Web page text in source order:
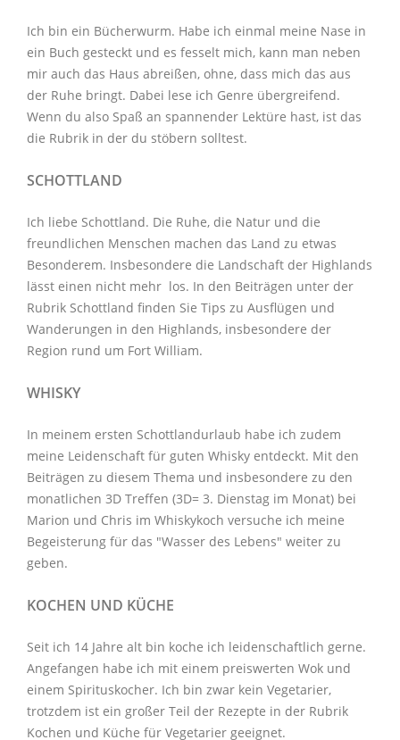
Ich bin ein Bücherwurm. Habe ich einmal meine Nase in
ein Buch gesteckt und es fesselt mich, kann man neben
mir auch das Haus abreißen, ohne, dass mich das aus
der Ruhe bringt. Dabei lese ich Genre übergreifend.
Wenn du also Spaß an spannender Lektüre hast, ist das
die Rubrik in der du stöbern solltest.
SCHOTTLAND
Ich liebe Schottland. Die Ruhe, die Natur und die
freundlichen Menschen machen das Land zu etwas
Besonderem. Insbesondere die Landschaft der Highlands
lässt einen nicht mehr los. In den Beiträgen unter der
Rubrik Schottland finden Sie Tips zu Ausflügen und
Wanderungen in den Highlands, insbesondere der
Region rund um Fort William.
WHISKY
In meinem ersten Schottlandurlaub habe ich zudem
meine Leidenschaft für guten Whisky entdeckt. Mit den
Beiträgen zu diesem Thema und insbesondere zu den
monatlichen 3D Treffen (3D= 3. Dienstag im Monat) bei
Marion und Chris im Whiskykoch versuche ich meine
Begeisterung für das "Wasser des Lebens" weiter zu
geben.
KOCHEN UND KÜCHE
Seit ich 14 Jahre alt bin koche ich leidenschaftlich gerne.
Angefangen habe ich mit einem preiswerten Wok und
einem Spirituskocher. Ich bin zwar kein Vegetarier,
trotzdem ist ein großer Teil der Rezepte in der Rubrik
Kochen und Küche für Vegetarier geeignet.